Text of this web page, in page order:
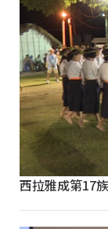
西拉雅成第17